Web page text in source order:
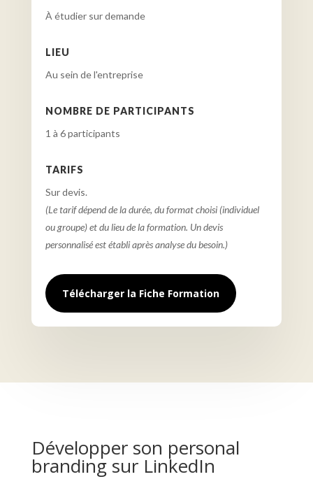
À étudier sur demande
LIEU
Au sein de l'entreprise
NOMBRE DE PARTICIPANTS
1 à 6 participants
TARIFS
Sur devis.
(Le tarif dépend de la durée, du format choisi (individuel
ou groupe) et du lieu de la formation. Un devis
personnalisé est établi après analyse du besoin.)
Télécharger la Fiche Formation
Développer son personal
branding sur LinkedIn